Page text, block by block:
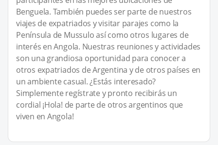
Benguela. También puedes ser parte de nuestros
viajes de expatriados y visitar parajes como la
Península de Mussulo así como otros lugares de
interés en Angola. Nuestras reuniones y actividades
son una grandiosa oportunidad para conocer a
otros expatriados de Argentina y de otros países en
un ambiente casual. ¿Estás interesado?
Simplemente regístrate y pronto recibirás un
cordial ¡Hola! de parte de otros argentinos que
viven en Angola!